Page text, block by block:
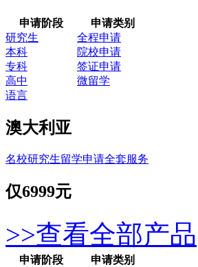
申请阶段
申请类别
研究生
全程申请
本科
院校申请
专科
签证申请
高中
微留学
语言
澳大利亚
名校研究生留学申请全套服务
仅6999元
>>查看全部产品
申请阶段
申请类别